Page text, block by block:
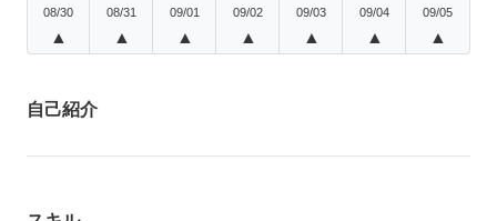
08/30
▲
08/31
▲
09/01
▲
09/02
▲
09/03
▲
09/04
▲
09/05
▲
自己紹介